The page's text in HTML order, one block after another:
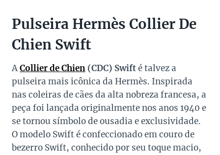
Pulseira Hermès Collier De
Chien Swift
ACollier de Chien (CDC) Swifté talvez a
pulseira mais icônica da Hermès. Inspirada
nas coleiras de cães da alta nobreza francesa, a
peça foi lançada originalmente nos anos 1940 e
se tornou símbolo de ousadia e exclusividade.
O modelo Swift é confeccionado em couro de
bezerro Swift, conhecido por seu toque macio,